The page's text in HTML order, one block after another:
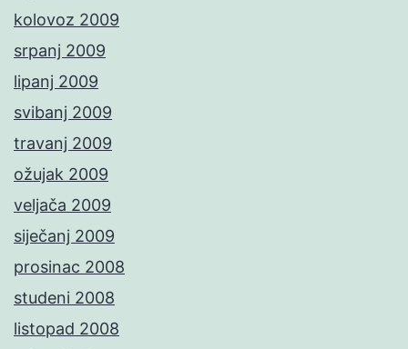
kolovoz 2009
srpanj 2009
lipanj 2009
svibanj 2009
travanj 2009
ožujak 2009
veljača 2009
siječanj 2009
prosinac 2008
studeni 2008
listopad 2008